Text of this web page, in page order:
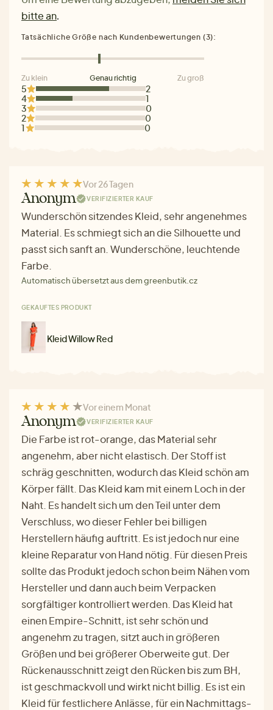
bitte an.
5
2
4
1
3
0
2
0
1
0
Tatsächliche Größe nach Kundenbewertungen (3):
Zu klein Genau richtig Zu groß
Vor 26 Tagen
Anonym VERIFIZIERTER KAUF
Wunderschön sitzendes Kleid, sehr angenehmes
Material. Es schmiegt sich an die Silhouette und
passt sich sanft an. Wunderschöne, leuchtende
Farbe.
Automatisch übersetzt aus dem greenbutik.cz
GEKAUFTES PRODUKT
Kleid Willow Red
Vor einem Monat
Anonym VERIFIZIERTER KAUF
Die Farbe ist rot-orange, das Material sehr
angenehm, aber nicht elastisch. Der Stoff ist
schräg geschnitten, wodurch das Kleid schön am
Körper fällt. Das Kleid kam mit einem Loch in der
Naht. Es handelt sich um den Teil unter dem
Verschluss, wo dieser Fehler bei billigen
Herstellern häufig auftritt. Es ist jedoch nur eine
kleine Reparatur von Hand nötig. Für diesen Preis
sollte das Produkt jedoch schon beim Nähen vom
Hersteller und dann auch beim Verpacken
sorgfältiger kontrolliert werden. Das Kleid hat
einen Empire-Schnitt, ist sehr schön und
angenehm zu tragen, sitzt auch in größeren
Größen und bei größerer Oberweite gut. Der
Rückenausschnitt zeigt den Rücken bis zum BH,
ist geschmackvoll und wirkt nicht billig. Es ist ein
Kleid für festlichere Anlässe, für ein Nachmittags-